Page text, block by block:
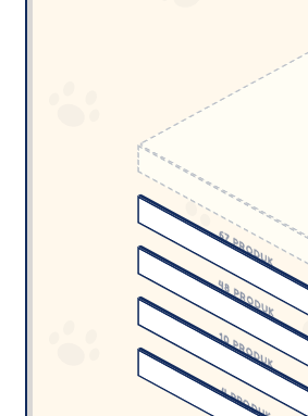
67PRODUK
48PRODUK
10PRODUK
4PRODUK